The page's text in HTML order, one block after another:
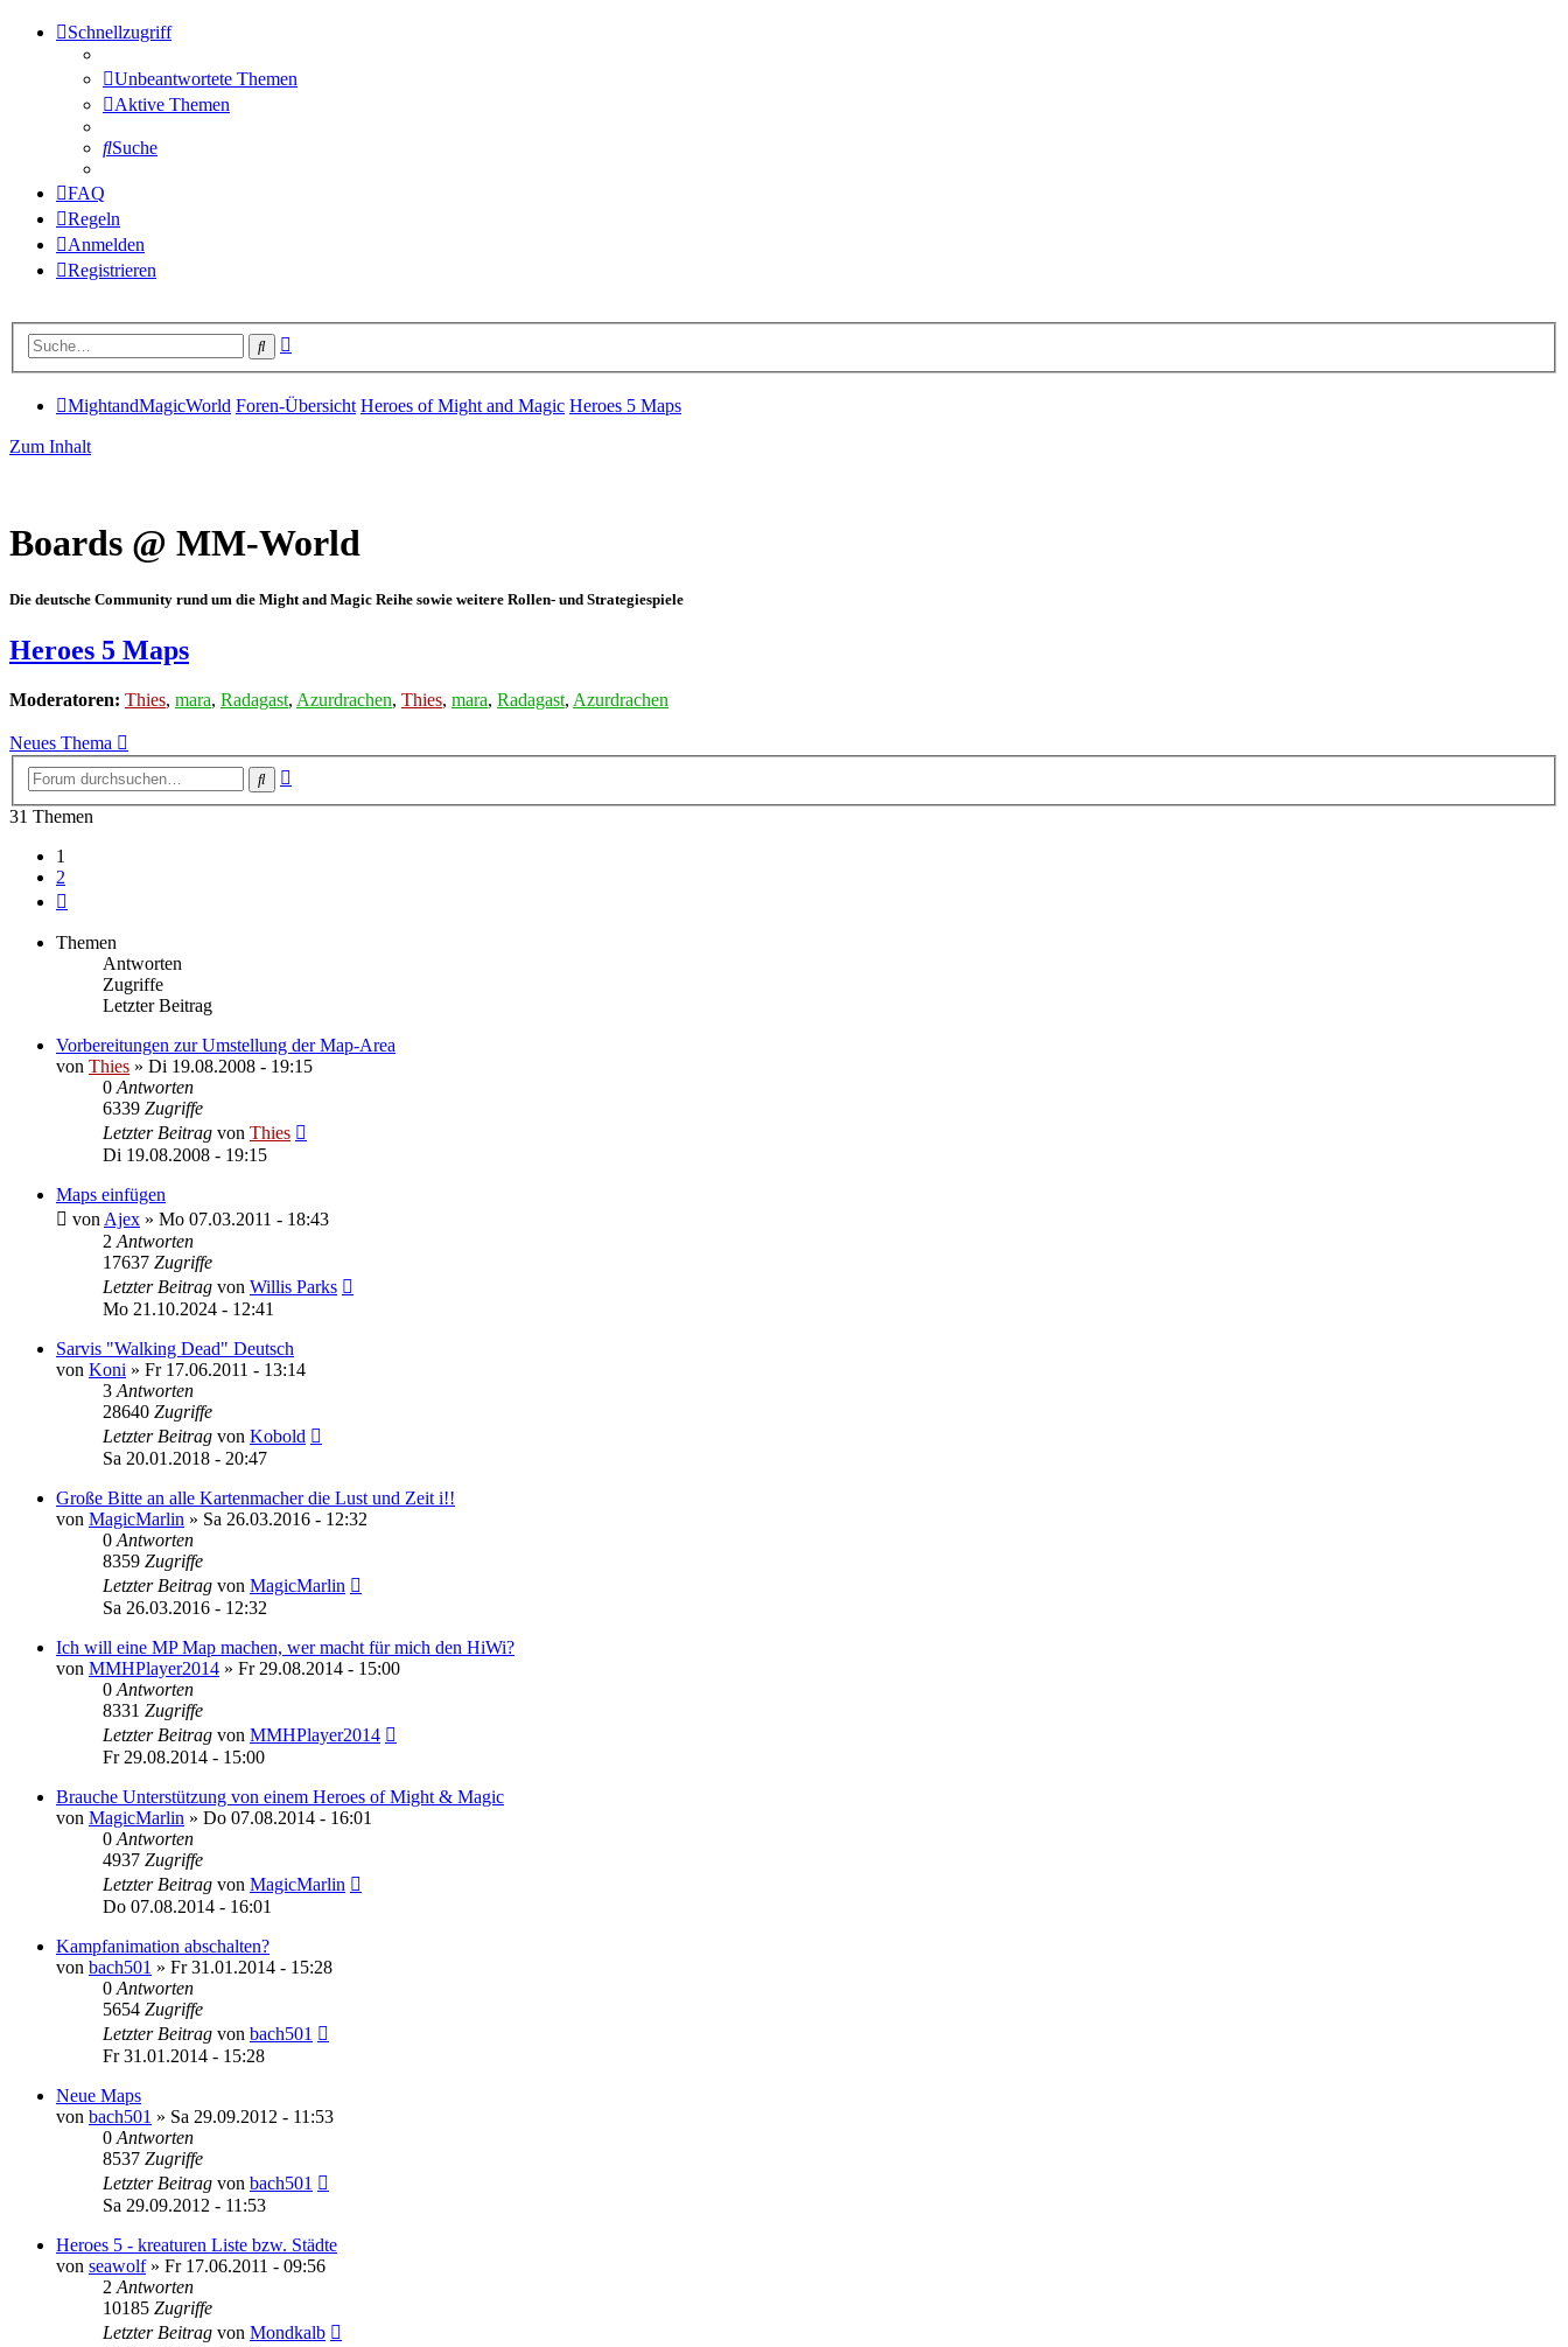
Schnellzugriff
Unbeantwortete Themen
Aktive Themen
Suche
FAQ
Regeln
Anmelden
Registrieren
Suche
MightandMagicWorld Foren-Übersicht Heroes of Might and Magic Heroes 5 Maps
Zum Inhalt
Boards @ MM-World
Die deutsche Community rund um die Might and Magic Reihe sowie weitere Rollen- und Strategiespiele
Heroes 5 Maps
Moderatoren: Thies, mara, Radagast, Azurdrachen, Thies, mara, Radagast, Azurdrachen
Neues Thema
Suche
31 Themen
1
2
Themen
Antworten
Zugriffe
Letzter Beitrag
Vorbereitungen zur Umstellung der Map-Area
von Thies » Di 19.08.2008 - 19:15
0 Antworten
6339 Zugriffe
Letzter Beitrag von Thies
Di 19.08.2008 - 19:15
Maps einfügen
von Ajex » Mo 07.03.2011 - 18:43
2 Antworten
17637 Zugriffe
Letzter Beitrag von Willis Parks
Mo 21.10.2024 - 12:41
Sarvis "Walking Dead" Deutsch
von Koni » Fr 17.06.2011 - 13:14
3 Antworten
28640 Zugriffe
Letzter Beitrag von Kobold
Sa 20.01.2018 - 20:47
Große Bitte an alle Kartenmacher die Lust und Zeit i!!
von MagicMarlin » Sa 26.03.2016 - 12:32
0 Antworten
8359 Zugriffe
Letzter Beitrag von MagicMarlin
Sa 26.03.2016 - 12:32
Ich will eine MP Map machen, wer macht für mich den HiWi?
von MMHPlayer2014 » Fr 29.08.2014 - 15:00
0 Antworten
8331 Zugriffe
Letzter Beitrag von MMHPlayer2014
Fr 29.08.2014 - 15:00
Brauche Unterstützung von einem Heroes of Might & Magic
von MagicMarlin » Do 07.08.2014 - 16:01
0 Antworten
4937 Zugriffe
Letzter Beitrag von MagicMarlin
Do 07.08.2014 - 16:01
Kampfanimation abschalten?
von bach501 » Fr 31.01.2014 - 15:28
0 Antworten
5654 Zugriffe
Letzter Beitrag von bach501
Fr 31.01.2014 - 15:28
Neue Maps
von bach501 » Sa 29.09.2012 - 11:53
0 Antworten
8537 Zugriffe
Letzter Beitrag von bach501
Sa 29.09.2012 - 11:53
Heroes 5 - kreaturen Liste bzw. Städte
von seawolf» Fr 17.06.2011 - 09:56
2 Antworten
10185 Zugriffe
Letzter Beitrag von Mondkalb